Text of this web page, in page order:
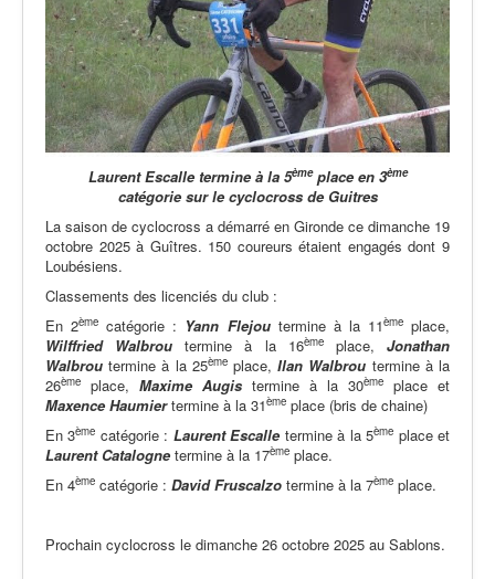
Laurent Escalle termine à la 5èmeplace en 3ème
catégorie sur le cyclocross de Guitres
La saison de cyclocross a démarré en Gironde ce dimanche 19
octobre 2025 à Guîtres. 150 coureurs étaient engagés dont 9
Loubésiens.
Classements des licenciés du club :
En 2ème catégorie : Yann Flejoutermine à la 11èmeplace,
Wilffried
Walbrou termine à la 16èmeplace,Jonathan
Walbrou termine à la 25èmeplace,Ilan Walbrou termine à la
26ème place, Maxime Augis termine à la 30ème
place et
Maxence Haumiertermine à la 31ème place (bris de chaine)
En 3ème catégorie : Laurent Escalle termine à la 5ème place et
Laurent Catalogne termine à la 17ème place.
En 4ème catégorie : David Fruscalzo termine à la 7ème place.
Prochain cyclocross le dimanche 26 octobre 2025 au Sablons.